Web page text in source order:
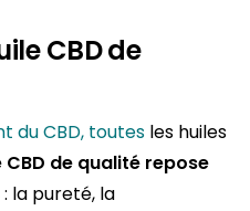
CBD de
du CBD, toutes les huiles
CBD de qualité repose
: la pureté, la